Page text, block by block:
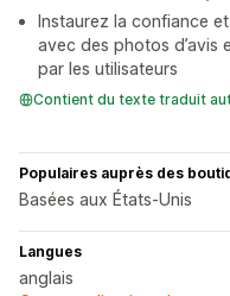
Instaurez la confiance
avec des photos d’avis
par les utilisateurs
Contient du texte traduit
Populaires auprès des
Basées aux États-Unis
Langues
anglais